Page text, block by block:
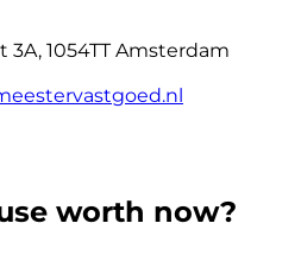
3A, 1054TT Amsterdam
worth now?